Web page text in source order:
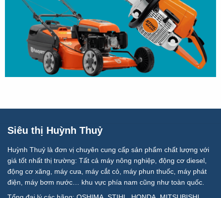
Siêu thị Huỳnh Thuỷ
Huỳnh Thuỷ là đơn vị chuyên cung cấp sản phẩm chất lượng với
giá tốt nhất thị trường: Tất cả máy nông nghiệp, động cơ diesel,
động cơ xăng, máy cưa, máy cắt cỏ, máy phun thuốc, máy phát
điện, máy bơm nước… khu vực phía nam cũng như toàn quốc.